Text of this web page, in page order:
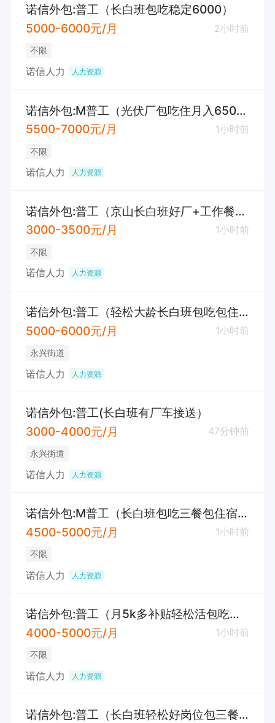
诺信外包:普工（长白班包吃稳定6000）
5000-6000元/月
2小时前
不限
诺信人力 人力资源
诺信外包:M普工（光伏厂包吃住月入6500）
5500-7000元/月
1小时前
不限
诺信人力 人力资源
诺信外包:普工（京山长白班好厂+工作餐+包住）
3000-3500元/月
1小时前
不限
诺信人力 人力资源
诺信外包:普工（轻松大龄长白班包吃包住）
5000-6000元/月
1小时前
永兴街道
诺信人力 人力资源
诺信外包:普工(长白班有厂车接送）
3000-4000元/月
47分钟前
永兴街道
诺信人力 人力资源
诺信外包:M普工（长白班包吃三餐包住宿月休4天）
4500-5000元/月
1小时前
不限
诺信人力 人力资源
诺信外包:普工（月5k多补贴轻松活包吃住）
4000-5000元/月
1小时前
不限
诺信人力 人力资源
诺信外包:普工（长白班轻松好岗位包三餐包住6000）